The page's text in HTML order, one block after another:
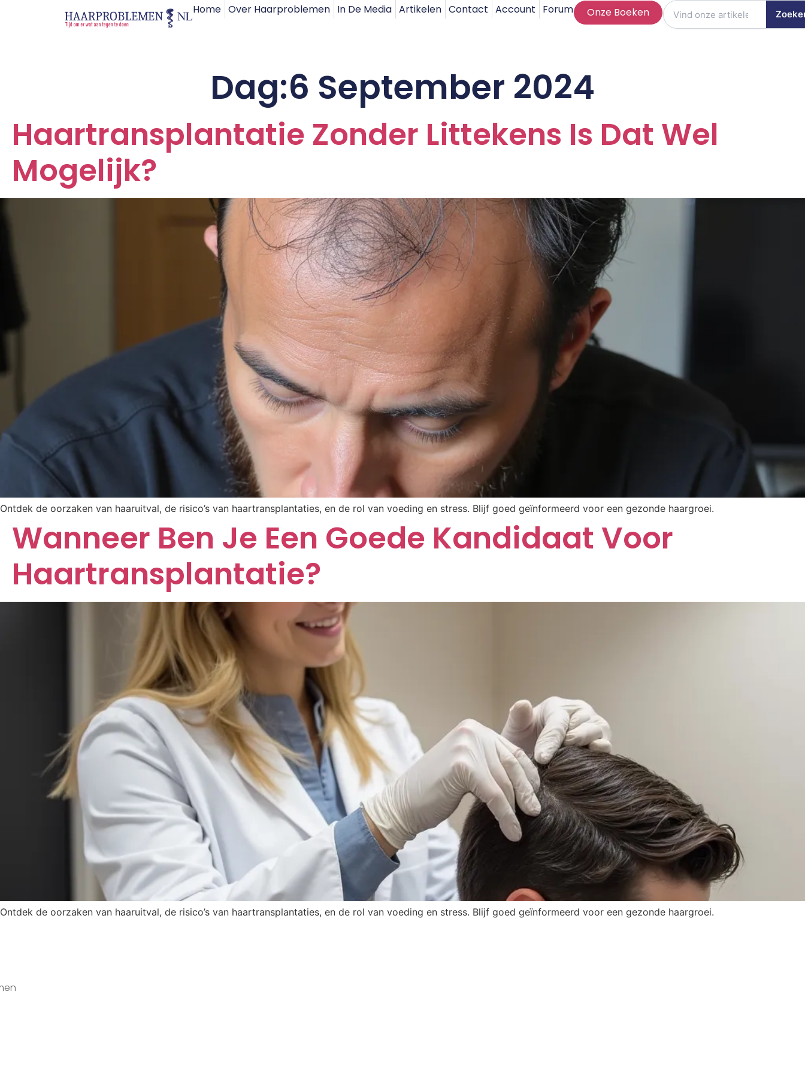
Home Over Haarproblemen In De Media Artikelen Contact Account Forum Onze Boeken
Dag:6 September 2024
Haartransplantatie Zonder Littekens Is Dat Wel
Mogelijk?
Ontdek de oorzaken van haaruitval, de risico’s van haartransplantaties, en de rol van voeding en stress. Blijf goed geïnformeerd voor een gezonde haargroei.
Wanneer Ben Je Een Goede Kandidaat Voor
Haartransplantatie?
Ontdek de oorzaken van haaruitval, de risico’s van haartransplantaties, en de rol van voeding en stress. Blijf goed geïnformeerd voor een gezonde haargroei.